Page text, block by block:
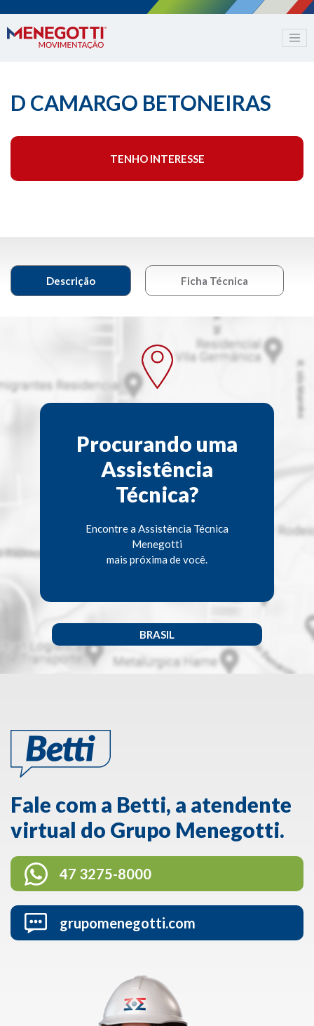
D CAMARGO BETONEIRAS
TENHO INTERESSE
Descrição Ficha Técnica
Procurando uma
Assistência
Técnica?
Encontre a Assistência Técnica
Menegotti
mais próxima de você.
BRASIL
Fale com a Betti, a atendente
virtual do Grupo Menegotti.
47 3275-8000
grupomenegotti.com